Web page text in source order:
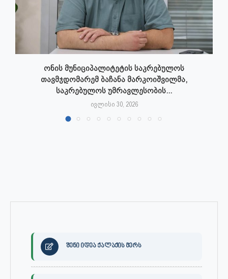
ონის მუნიციპალიტეტის საკრებულოს
თავმჯდომარემ ბაჩანა მარკოიშვილმა,
საკრებულოს უმრავლესობის...
ივლისი 30, 2026
შენი იდეა ქალაქის მერს